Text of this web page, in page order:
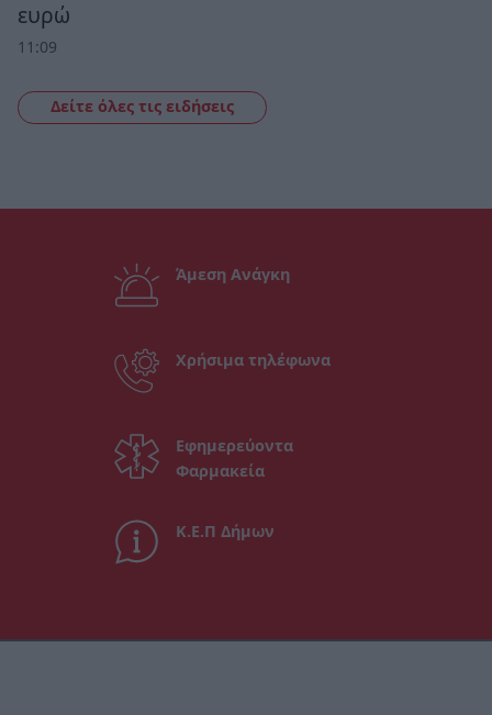
ευρώ
11:09
Δείτε όλες τις ειδήσεις
Άμεση Ανάγκη
Χρήσιμα τηλέφωνα
Εφημερεύοντα
Φαρμακεία
Κ.Ε.Π Δήμων